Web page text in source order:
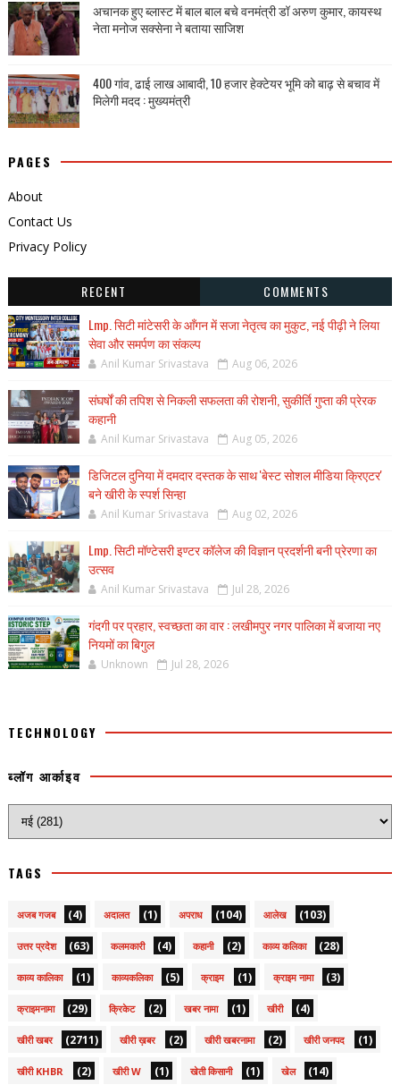
अचानक हुए ब्लास्ट में बाल बाल बचे वनमंत्री डॉ अरुण कुमार, कायस्थ
नेता मनोज सक्सेना ने बताया साजिश
400 गांव, ढाई लाख आबादी, 10 हजार हेक्टेयर भूमि को बाढ़ से बचाव में
मिलेगी मदद : मुख्यमंत्री
PAGES
About
Contact Us
Privacy Policy
RECENT
COMMENTS
Lmp. सिटी मांटेसरी के आँगन में सजा नेतृत्व का मुकुट, नई पीढ़ी ने लिया
सेवा और समर्पण का संकल्प
Anil Kumar Srivastava Aug 06, 2026
संघर्षों की तपिश से निकली सफलता की रोशनी, सुकीर्ति गुप्ता की प्रेरक
कहानी
Anil Kumar Srivastava Aug 05, 2026
डिजिटल दुनिया में दमदार दस्तक के साथ 'बेस्ट सोशल मीडिया क्रिएटर'
बने खीरी के स्पर्श सिन्हा
Anil Kumar Srivastava Aug 02, 2026
Lmp. सिटी मॉण्टेसरी इण्टर कॉलेज की विज्ञान प्रदर्शनी बनी प्रेरणा का
उत्सव
Anil Kumar Srivastava Jul 28, 2026
गंदगी पर प्रहार, स्वच्छता का वार : लखीमपुर नगर पालिका में बजाया नए
नियमों का बिगुल
Unknown Jul 28, 2026
TECHNOLOGY
ब्लॉग आर्काइव
TAGS
अजब गजब (4) अदालत (1) अपराध (104) आलेख (103)
उत्तर प्रदेश (63) कलमकारी (4) कहानी (2) काव्य कलिका (28)
काव्य कालिका (1) काव्यकलिका (5) क्राइम (1) क्राइम नामा (3)
क्राइमनामा (29) क्रिकेट (2) खबर नामा (1) खीरी (4)
खीरी खबर (2711) खीरी ख़बर (2) खीरी खबरनामा (2) खीरी जनपद (1)
खीरी KHBR (2) खीरी W (1) खेती किसानी (1) खेल (14)